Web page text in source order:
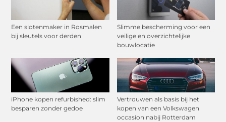
Een slotenmaker in Rosmalen
bij sleutels voor derden
Slimme bescherming voor een
veilige en overzichtelijke
bouwlocatie
iPhone kopen refurbished: slim
besparen zonder gedoe
Vertrouwen als basis bij het
kopen van een Volkswagen
occasion nabij Rotterdam